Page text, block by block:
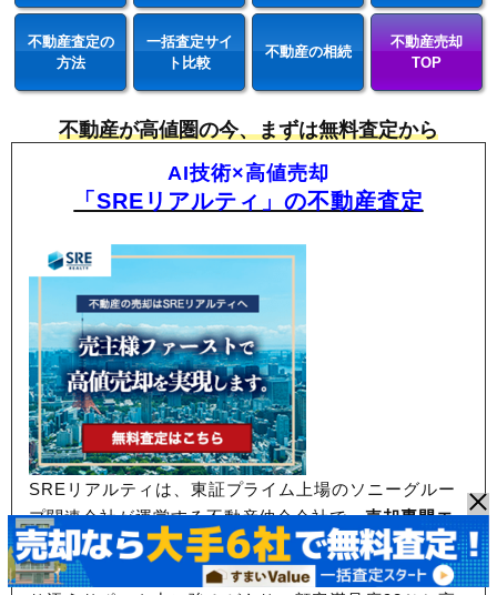
不動産査定の
方法
一括査定サイ
ト比較
不動産の相続
不動産売却
TOP
不動産が高値圏の今、まずは無料査定から
AI技術×高値売却
「SREリアルティ」の不動産査定
SREリアルティは、東証プライム上場のソニーグルー
プ関連会社が運営する不動産仲介会社で、売却専門エ
ージェントが担当する「片手仲介」が特徴。不動産業
界で一般的な両手仲介にとらわれないため、売主に寄